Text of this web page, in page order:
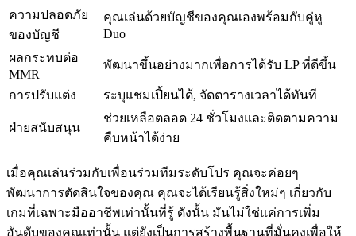
ความปลอดภัย
ของบัญชี
คุณเล่นด้วยบัญชีของคุณเองพร้อมกับคู่หู
Duo
ผลกระทบต่อ
MMR
พัฒนาขึ้นอย่างมากเพื่อการได้รับ LP ที่ดีขึ้น
การปรับแต่ง ระบุแชมเปี้ยนได้, จัดตารางเวลาได้ทันที
ฝ่ายสนับสนุน
ช่วยเหลือตลอด 24 ชั่วโมงและติดตามความ
คืบหน้าได้ง่าย
เมื่อคุณเล่นร่วมกับเพื่อนร่วมทีมระดับโปร คุณจะค่อยๆ
พัฒนาการตัดสินใจของคุณ คุณจะได้เรียนรู้สิ่งใหม่ๆ เกี่ยวกับ
เกมที่เฉพาะมืออาชีพเท่านั้นที่รู้ ดังนั้น มันไม่ใช่แค่การเพิ่ม
อันดับของคุณเท่านั้น แต่ยังเป็นการสร้างพื้นฐานที่มั่นคงเพื่อให้